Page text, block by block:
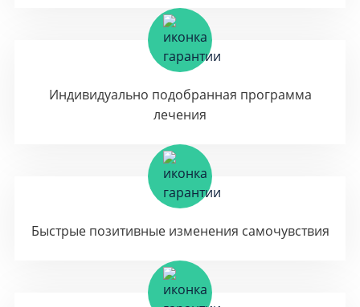
Индивидуально подобранная программа
лечения
Быстрые позитивные изменения самочувствия